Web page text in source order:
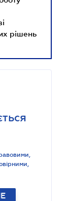
рішень